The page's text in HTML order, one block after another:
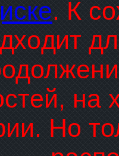
. К
на
Но